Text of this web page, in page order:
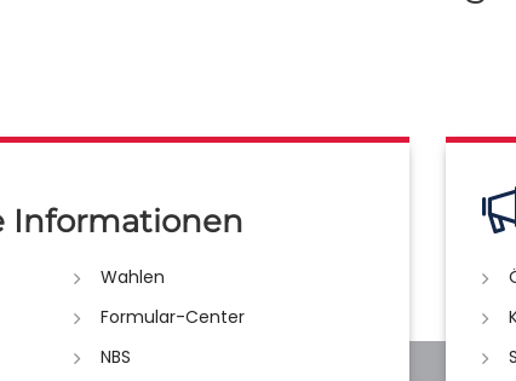
Informationen
Wahlen
Formular-Center
NBS